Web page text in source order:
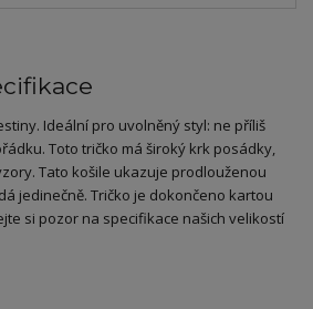
Ideální pro uvolněný styl: ne příliš
Toto tričko má široký krk posádky,
Tato košile ukazuje prodlouženou
jedinečně. Tričko je dokončeno kartou
si pozor na specifikace našich velikostí